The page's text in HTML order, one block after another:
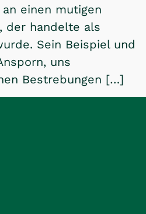
einen mutigen
der handelte als
Sein Beispiel und
uns
Bestrebungen […]